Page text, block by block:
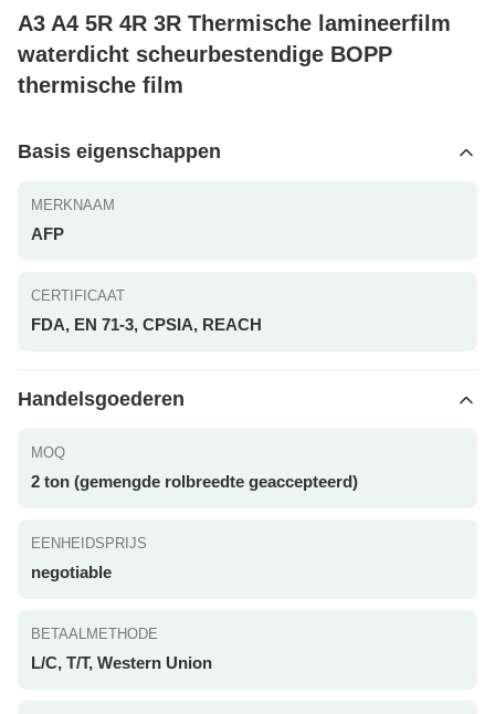
A3 A4 5R 4R 3R Thermische lamineerfilm
waterdicht scheurbestendige BOPP
thermische film
Basis eigenschappen
MERKNAAM
AFP
CERTIFICAAT
FDA, EN 71-3, CPSIA, REACH
Handelsgoederen
MOQ
2 ton (gemengde rolbreedte geaccepteerd)
EENHEIDSPRIJS
negotiable
BETAALMETHODE
L/C, T/T, Western Union